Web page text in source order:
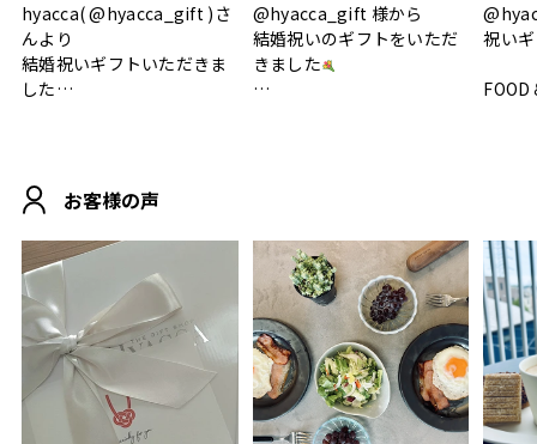
hyacca( @hyacca_gift )さ
んより
結婚祝いギフトいただきま
した
おうちカフェもお洒落にな
って嬉しい𖠚 ⡱
.
#hyacca #結婚祝い
@hyacca_gift 様から
結婚祝いのギフトをいただ
きました
素敵なギフトを
ありがとうございました
#hyacca #結婚祝い
#お祝い #プレゼント
祝い
FOOD
真っ
いい
#結婚
淡色
結婚
色イ
お客様の声